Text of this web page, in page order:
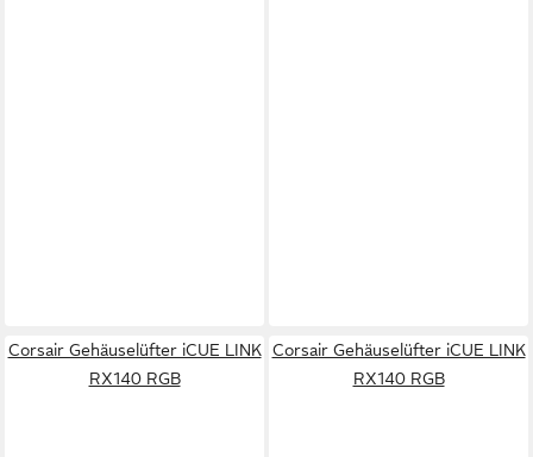
Corsair Gehäuselüfter iCUE LINK
RX140 RGB
Corsair Gehäuselüfter iCUE LINK
RX140 RGB